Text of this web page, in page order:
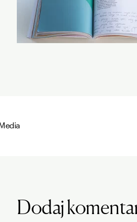
Dodaj